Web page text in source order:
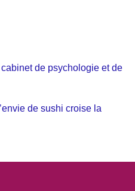
de psychologie et de
de sushi croise la